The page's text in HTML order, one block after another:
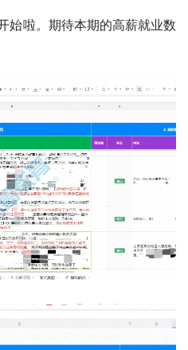
始啦。期待本期的高薪就业数